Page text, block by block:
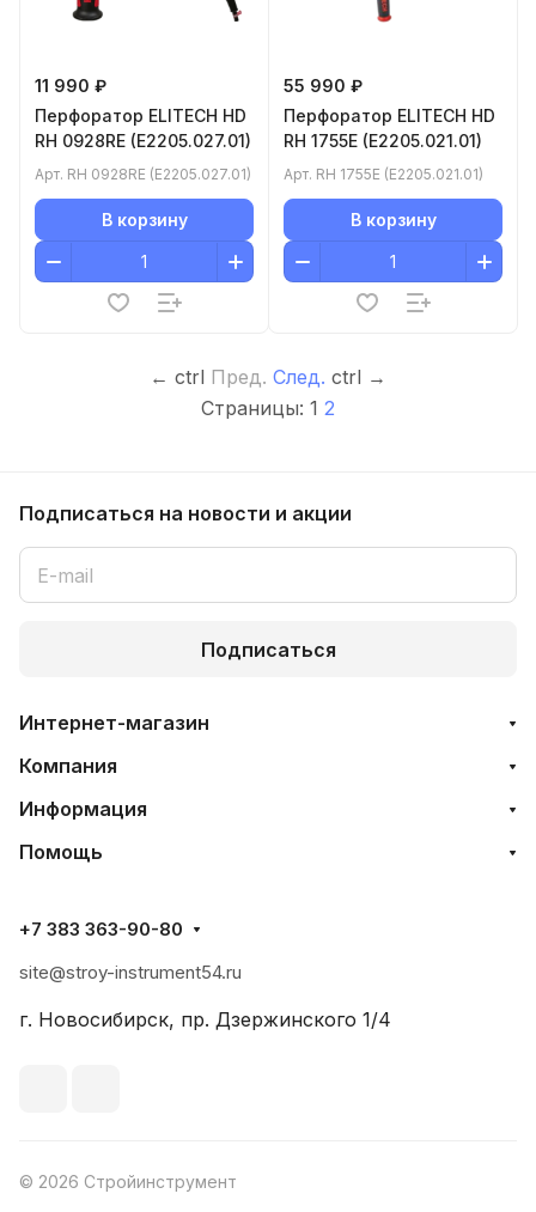
11 990 ₽
Перфоратор ELITECH HD
RH 0928RE (E2205.027.01)
Арт. RH 0928RE (E2205.027.01)
В корзину
55 990 ₽
Перфоратор ELITECH HD
RH 1755E (E2205.021.01)
Арт. RH 1755E (E2205.021.01)
В корзину
← ctrl Пред. След. ctrl →
Страницы: 1 2
Подписаться на новости и акции
Подписаться
Интернет-магазин
Компания
Информация
Помощь
+7 383 363-90-80
site@stroy-instrument54.ru
г. Новосибирск, пр. Дзержинского 1/4
© 2026 Стройинструмент